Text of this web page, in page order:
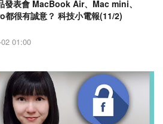
發表會 MacBook Air、Mac mini、
都很有誠意？ 科技小電報(11/2)
01:00